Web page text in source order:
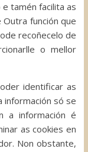
tamén facilita as
función que
recoñecelo de
o mellor
identificar as
información só se
a información é
as cookies en
Non obstante,